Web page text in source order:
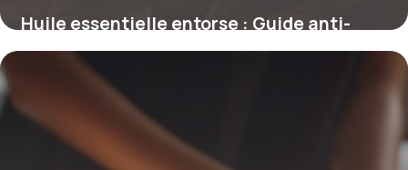
Huile essentielle entorse : Guide anti-
douleur